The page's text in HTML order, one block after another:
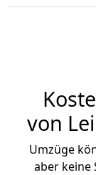
von
Umzüge
aber keine